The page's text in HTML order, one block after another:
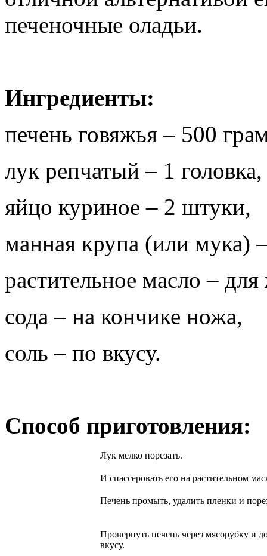
печеночные оладьи.
Ингредиенты:
печень говяжья – 500
лук репчатый – 1 головка,
яйцо куриное – 2 штуки,
манная крупа (или мука)
растительное масло –
сода – на кончике ножа,
соль – по вкусу.
Способ приготовления:
Лук мелко порезать.
И спассеровать его на растительном
Печень промыть, удалить пленки и
Провернуть печень через мясорубку и
вкусу.